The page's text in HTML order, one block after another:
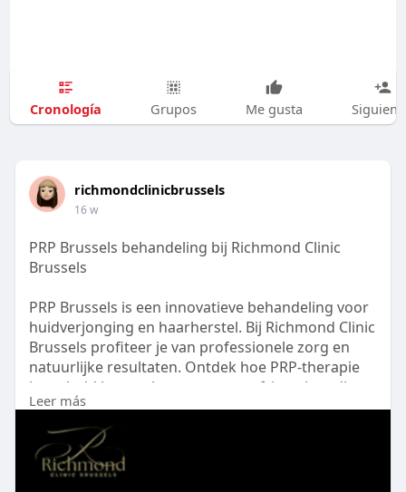
Cronología Grupos Me gusta
richmondclinicbrussels
16 w
PRP Brussels behandeling bij Richmond Clinic
Brussels
PRP Brussels is een innovatieve behandeling voor
huidverjonging en haarherstel. Bij Richmond Clinic
Brussels profiteer je van professionele zorg en
natuurlijke resultaten. Ontdek hoe PRP-therapie
jouw huid kan verbeteren en een frisse, jeugdige
uitstraling geeft.
Visit Us:-
https://richmondclinicbrussels.....be/behandelinge
n/pr
Leer más